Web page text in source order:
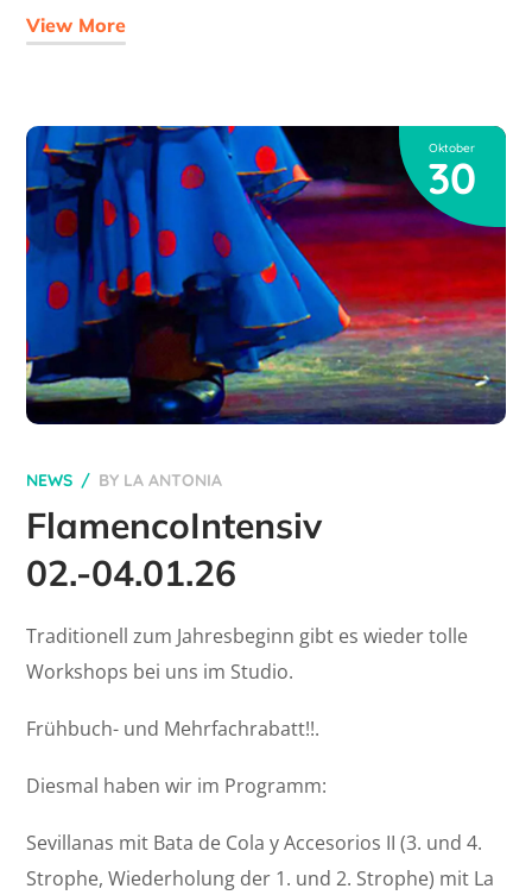
View More
Oktober
30
NEWS BY LA ANTONIA
FlamencoIntensiv
02.-04.01.26
Traditionell zum Jahresbeginn gibt es wieder tolle
Workshops bei uns im Studio.
Frühbuch- und Mehrfachrabatt!!.
Diesmal haben wir im Programm:
Sevillanas mit Bata de Cola y Accesorios II (3. und 4.
Strophe, Wiederholung der 1. und 2. Strophe) mit La